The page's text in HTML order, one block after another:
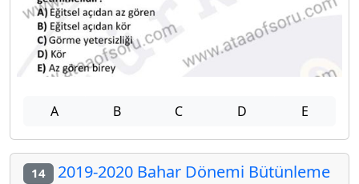
A B C D E
14 2019-2020 Bahar Dönemi Bütünleme